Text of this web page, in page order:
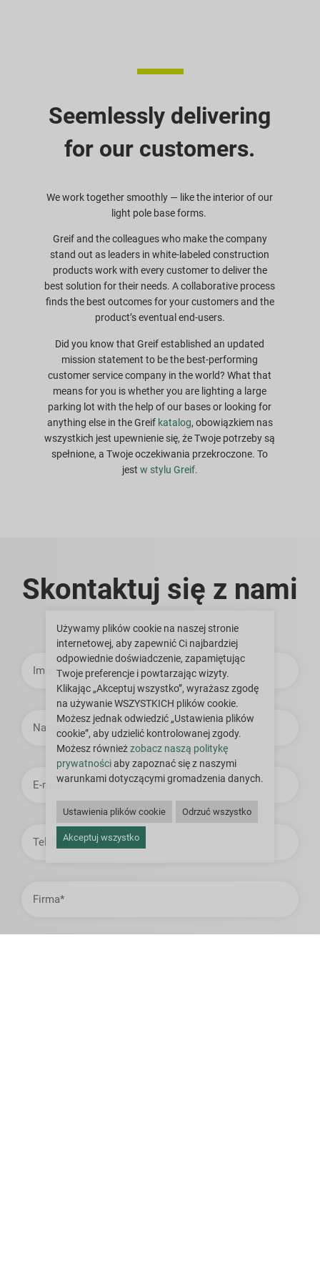
Seemlessly delivering
for our customers.
We work together smoothly — like the interior of our
light pole base forms.
Greif and the colleagues who make the company
stand out as leaders in white-labeled construction
products work with every customer to deliver the
best solution for their needs. A collaborative process
finds the best outcomes for your customers and the
product’s eventual end-users.
Did you know that Greif established an updated
mission statement to be the best-performing
customer service company in the world? What that
means for you is whether you are lighting a large
parking lot with the help of our bases or looking for
anything else in the Greif katalog, obowiązkiem nas
wszystkich jest upewnienie się, że Twoje potrzeby są
spełnione, a Twoje oczekiwania przekroczone. To
jest w stylu Greif.
Skontaktuj się z nami
Nazwisko
mail
Używamy plików cookie na naszej stronie
internetowej, aby zapewnić Ci najbardziej
odpowiednie doświadczenie, zapamiętując
Twoje preferencje i powtarzając wizyty.
Klikając „Akceptuj wszystko”, wyrażasz zgodę
na używanie WSZYSTKICH plików cookie.
Możesz jednak odwiedzić „Ustawienia plików
cookie”, aby udzielić kontrolowanej zgody.
Możesz równieżzobacz naszą politykę
prywatnościaby zapoznać się z naszymi
warunkami dotyczącymi gromadzenia danych.
Ustawienia plików cookie Odrzuć wszystko
Akceptuj wszystko